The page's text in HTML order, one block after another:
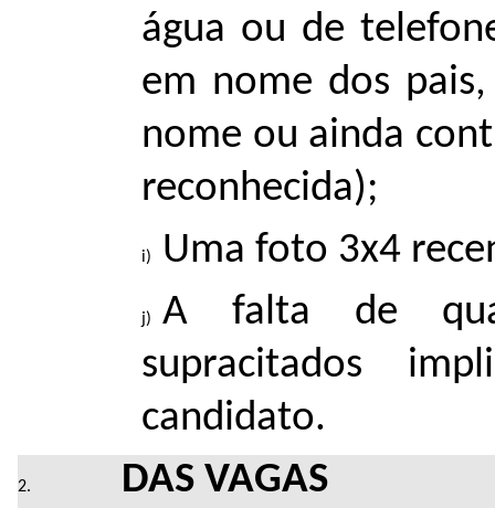
água ou de
em nome dos
nome ou ainda
reconhecida);
Uma foto 3x4
A falta de
supracitados
candidato.
DAS VAGAS